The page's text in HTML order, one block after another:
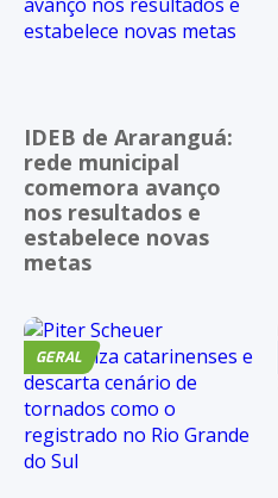
IDEB de Araranguá:
rede municipal
comemora avanço
nos resultados e
estabelece novas
metas
GERAL